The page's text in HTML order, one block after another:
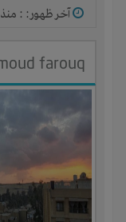
آخر ظهور: : منذ 2 سنوات
farouq